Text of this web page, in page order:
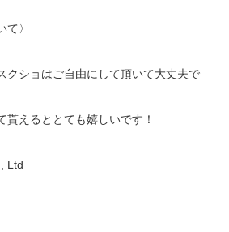
て〉
クショはご自由にして頂いて大丈夫で
えるととても嬉しいです！
Ltd